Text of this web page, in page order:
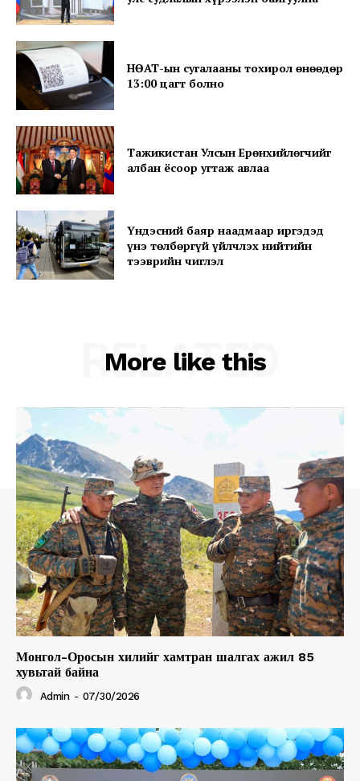
SUBSCRIBE NOW
Company
About
Contact us
Subscription Plans
My account
НӨАТ-ын сугалааны тохирол өнөөдөр
13:00 цагт болно
Тажикистан Улсын Ерөнхийлөгчийг
албан ёсоор угтаж авлаа
Үндэсний баяр наадмаар иргэдэд
үнэ төлбөргүй үйлчлэх нийтийн
тээврийн чиглэл
More like this
RELATED
Монгол-Оросын хилийг хамтран шалгах ажил 85
хувьтай байна
Admin - 07/30/2026